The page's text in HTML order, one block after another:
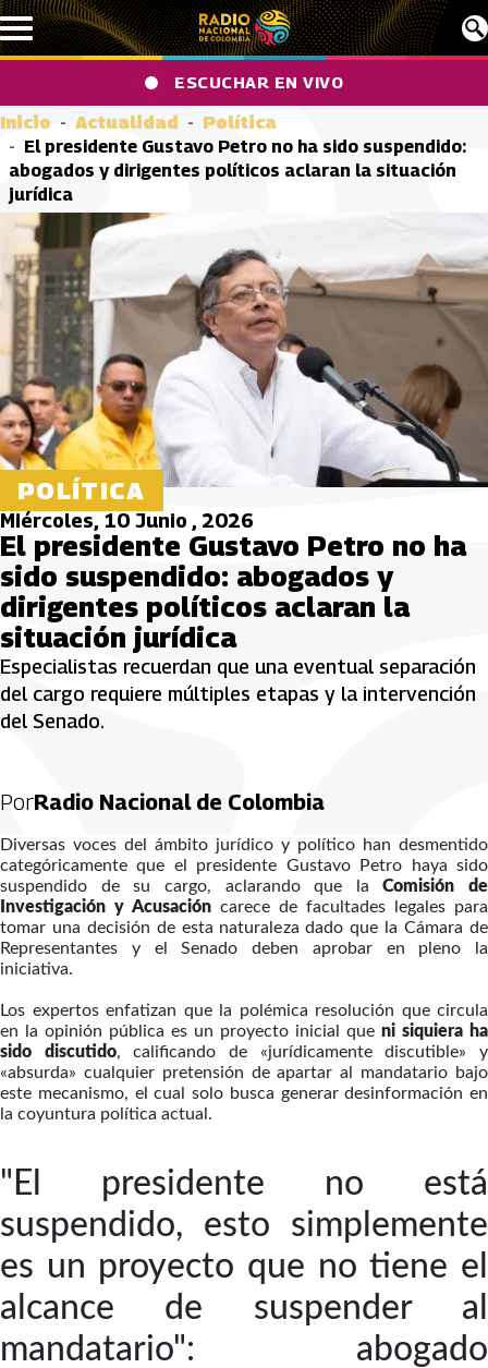
Pasar al contenido principal
ESCUCHAR EN VIVO
Inicio Actualidad
Política
El presidente Gustavo Petro no ha sido suspendido:
abogados y dirigentes políticos aclaran la situación
jurídica
POLÍTICA
Miércoles, 10 Junio , 2026
El presidente Gustavo Petro no ha
sido suspendido: abogados y
dirigentes políticos aclaran la
situación jurídica
Especialistas recuerdan que una eventual separación
del cargo requiere múltiples etapas y la intervención
del Senado.
PorRadio Nacional de Colombia
Diversas voces del ámbito jurídico y político han desmentido
categóricamente que el presidente Gustavo Petro haya sido
suspendido de su cargo, aclarando que laComisión de
Investigación y Acusación carece de facultades legales para
tomar una decisión de esta naturaleza dado que la Cámara de
Representantes y el Senado deben aprobar en pleno la
iniciativa.
Los expertos enfatizan que la polémica resolución que circula
en la opinión pública es un proyecto inicial que ni siquiera ha
sido discutido, calificando de «jurídicamente discutible» y
«absurda» cualquier pretensión de apartar al mandatario bajo
este mecanismo, el cual solo busca generar desinformación en
la coyuntura política actual.
"El presidente no está
suspendido, esto simplemente
es un proyecto que no tiene el
alcance de suspender al
mandatario": abogado